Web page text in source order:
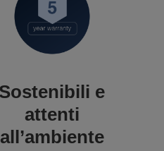
Sostenibili e
attenti
all’ambiente